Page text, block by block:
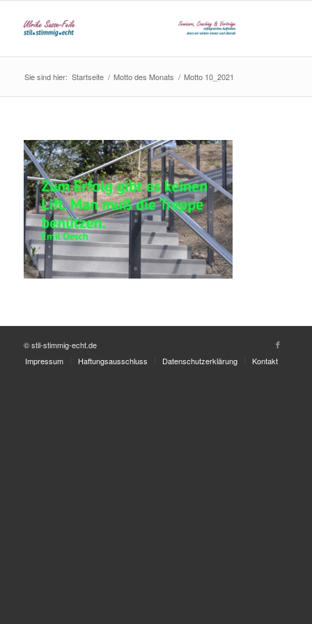
Sie sind hier: Startseite / Motto des Monats / Motto 10_2021
© stil-stimmig-echt.de
Impressum
Haftungsausschluss Datenschutzerklärung Kontakt